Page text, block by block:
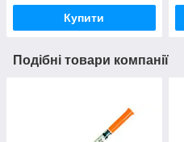
Купити
Подібні товари компанії